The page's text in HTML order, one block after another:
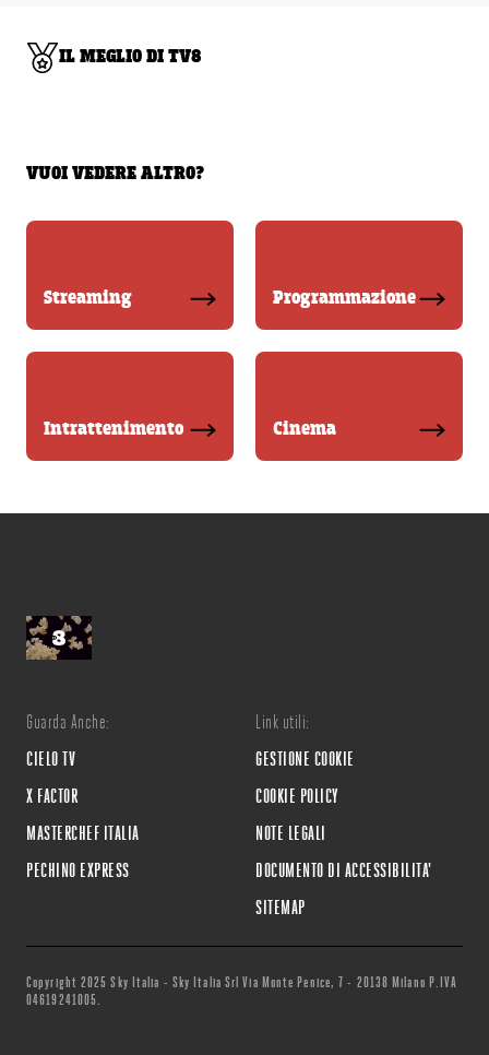
IL MEGLIO DI TV8
VUOI VEDERE ALTRO?
Streaming Programmazione
Intrattenimento Cinema
Guarda Anche:
CIELO TV
X FACTOR
MASTERCHEF ITALIA
PECHINO EXPRESS
Link utili:
GESTIONE COOKIE
COOKIE POLICY
NOTE LEGALI
DOCUMENTO DI ACCESSIBILITA'
SITEMAP
Copyright 2025 Sky Italia - Sky Italia Srl Via Monte Penice, 7 - 20138 Milano P.IVA
04619241005.